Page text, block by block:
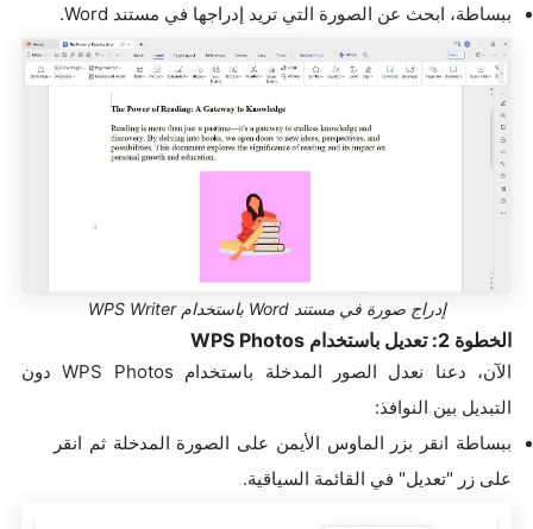
ببساطة، ابحث عن الصورة التي تريد إدراجها في مستند Word.
إدراج صورة في مستند Word باستخدام WPS Writer
الخطوة 2: تعديل باستخدام WPS Photos
الآن، دعنا نعدل الصور المدخلة باستخدام WPS Photos دون
التبديل بين النوافذ:
ببساطة انقر بزر الماوس الأيمن على الصورة المدخلة ثم انقر
على زر "تعديل" في القائمة السياقية.